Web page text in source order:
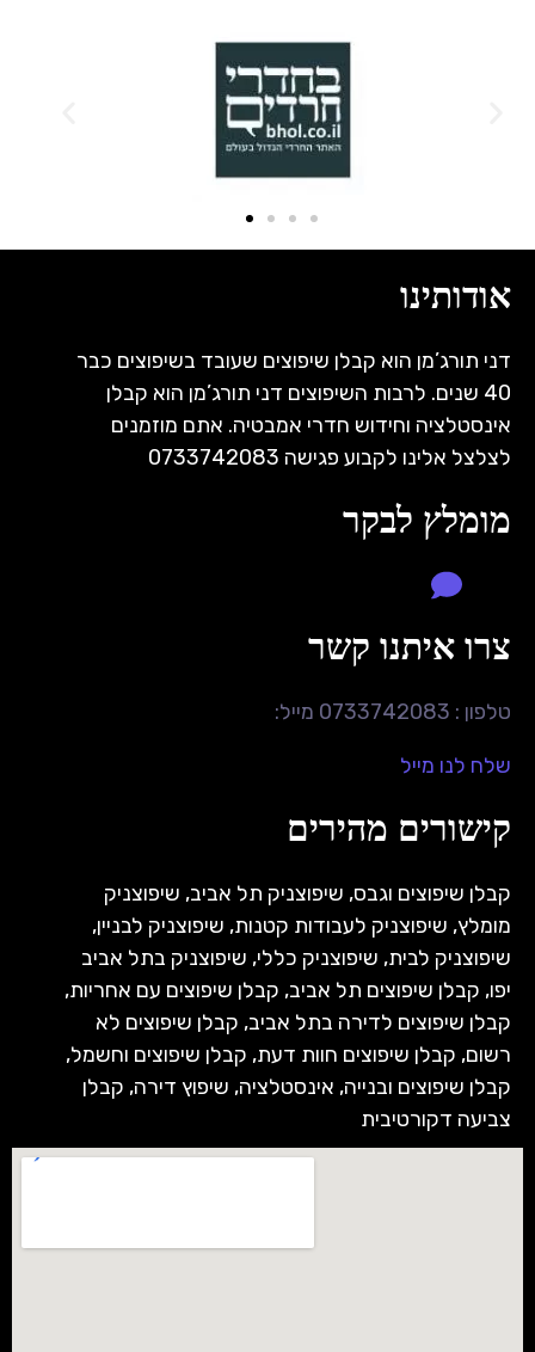
אודותינו
דני תורג’מן הוא קבלן שיפוצים שעובד בשיפוצים כבר
40 שנים. לרבות השיפוצים דני תורג’מן הוא קבלן
אינסטלציה וחידוש חדרי אמבטיה. אתם מוזמנים
לצלצל אלינו לקבוע פגישה 0733742083
מומלץ לבקר
צרו איתנו קשר
טלפון : 0733742083 מייל:
שלח לנו מייל
קישורים מהירים
קבלן שיפוצים וגבס, שיפוצניק תל אביב, שיפוצניק
מומלץ, שיפוצניק לעבודות קטנות, שיפוצניק לבניין,
שיפוצניק לבית, שיפוצניק כללי, שיפוצניק בתל אביב
יפו, קבלן שיפוצים תל אביב, קבלן שיפוצים עם אחריות,
קבלן שיפוצים לדירה בתל אביב, קבלן שיפוצים לא
רשום, קבלן שיפוצים חוות דעת, קבלן שיפוצים וחשמל,
קבלן שיפוצים ובנייה, אינסטלציה, שיפוץ דירה, קבלן
צביעה דקורטיבית